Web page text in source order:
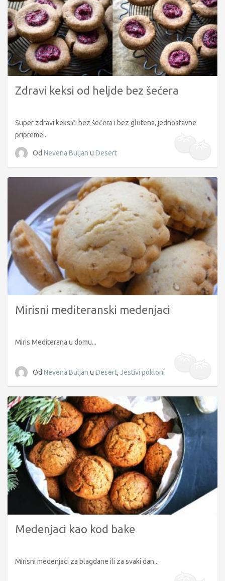
Zdravi keksi od heljde bez šećera
Super zdravi keksići bez šećera i bez glutena, jednostavne
pripreme...
Od Nevena Buljan u Desert
Mirisni mediteranski medenjaci
Miris Mediterana u domu...
Od Nevena Buljan u Desert, Jestivi pokloni
Medenjaci kao kod bake
Mirisni medenjaci za blagdane ili za svaki dan...